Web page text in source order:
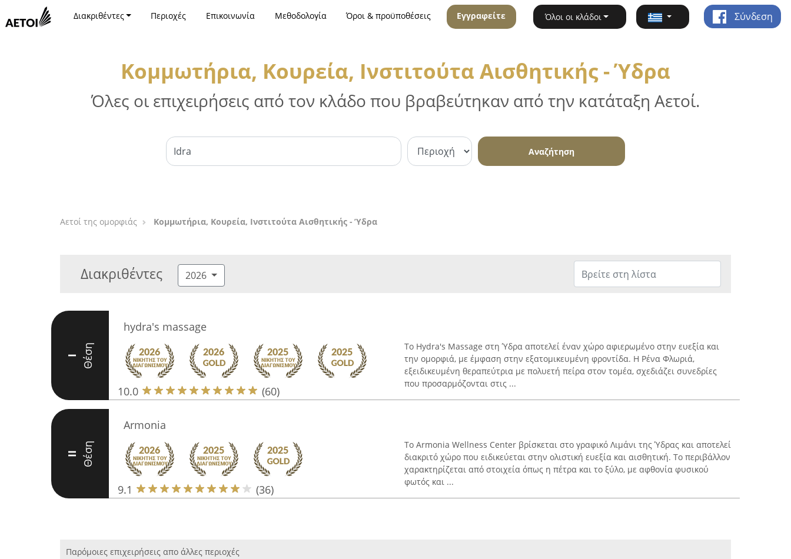
Διακριθέντες Περιοχές Επικοινωνία Μεθοδολογία Όροι & προϋποθέσεις Εγγραφείτε Όλοι οι κλάδοι Σύνδεση
Κομμωτήρια, Κουρεία, Ινστιτούτα Αισθητικής - Ύδρα
Όλες οι επιχειρήσεις από τον κλάδο που βραβεύτηκαν από την κατάταξη Αετοί.
Αναζήτηση
Αετοί της ομορφιάς Κομμωτήρια, Κουρεία, Ινστιτούτα Αισθητικής - Ύδρα
Διακριθέντες 2026
I Θέση
hydra's massage
10.0 (60)
Το Hydra's Massage στη Ύδρα αποτελεί έναν χώρο αφιερωμένο στην ευεξία και
την ομορφιά, με έμφαση στην εξατομικευμένη φροντίδα. Η Ρένα Φλωριά,
εξειδικευμένη θεραπεύτρια με πολυετή πείρα στον τομέα, σχεδιάζει συνεδρίες
που προσαρμόζονται στις ...
II Θέση
Armonia
9.1 (36)
Το Armonia Wellness Center βρίσκεται στο γραφικό Λιμάνι της Ύδρας και αποτελεί
διακριτό χώρο που ειδικεύεται στην ολιστική ευεξία και αισθητική. Το περιβάλλον
χαρακτηρίζεται από στοιχεία όπως η πέτρα και το ξύλο, με αφθονία φυσικού
φωτός και ...
Παρόμοιες επιχειρήσεις απο άλλες περιοχές